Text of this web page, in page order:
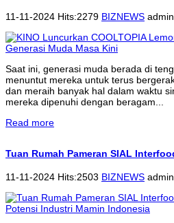
11-11-2024 Hits:2279 BIZNEWS
Saat ini, generasi muda berada di
menuntut mereka untuk terus
dan meraih banyak hal dalam waktu
mereka dipenuhi dengan beragam...
Read more
Tuan Rumah Pameran SIAL
11-11-2024 Hits:2503 BIZNEWS